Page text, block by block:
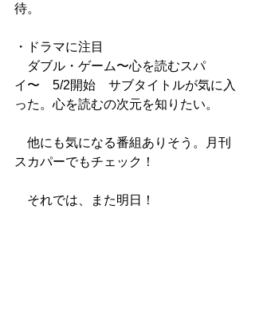
待。
・ドラマに注目
ダブル・ゲーム〜心を読むスパ
イ〜　5/2開始　サブタイトルが気に入
った。心を読むの次元を知りたい。
他にも気になる番組ありそう。月刊
スカパーでもチェック！
それでは、また明日！